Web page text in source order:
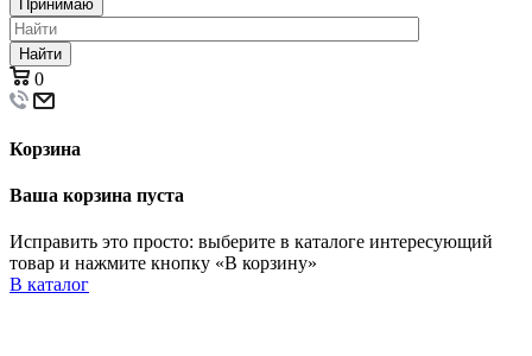
Принимаю
Найти
0
Корзина
Ваша корзина пуста
Исправить это просто: выберите в каталоге интересующий
товар и нажмите кнопку «В корзину»
В каталог